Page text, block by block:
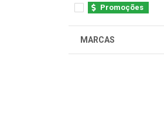
Promoções
MARCAS